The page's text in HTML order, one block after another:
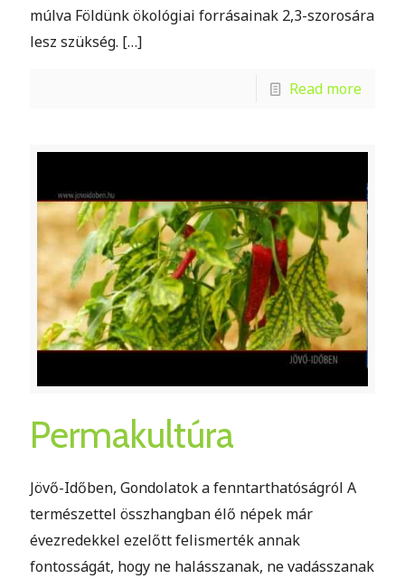
múlva Földünk ökológiai forrásainak 2,3-szorosára
lesz szükség. […]
Read more
Permakultúra
Jövő-Időben, Gondolatok a fenntarthatóságról A
természettel összhangban élő népek már
évezredekkel ezelőtt felismerték annak
fontosságát, hogy ne halásszanak, ne vadásszanak